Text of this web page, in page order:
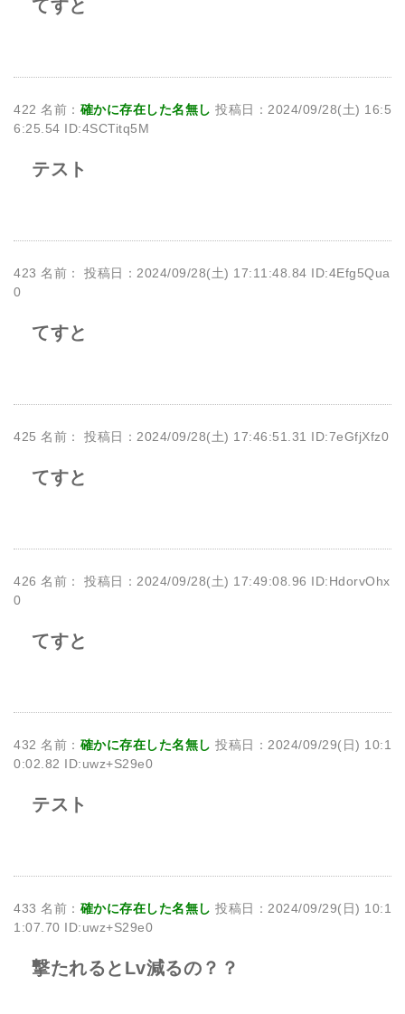
てすと
422 名前： 確かに存在した名無し 投稿日：2024/09/28(土) 16:5
6:25.54 ID:4SCTitq5M
テスト
423 名前：
投稿日：2024/09/28(土) 17:11:48.84 ID:4Efg5Qua
0
てすと
425 名前： 投稿日：2024/09/28(土) 17:46:51.31 ID:7eGfjXfz0
てすと
426 名前：
投稿日：2024/09/28(土) 17:49:08.96 ID:HdorvOhx
0
てすと
432 名前： 確かに存在した名無し 投稿日：2024/09/29(日) 10:1
0:02.82 ID:uwz+S29e0
テスト
433 名前： 確かに存在した名無し 投稿日：2024/09/29(日) 10:1
1:07.70 ID:uwz+S29e0
撃たれるとLv減るの？？